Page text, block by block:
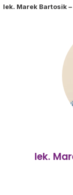
lek. Marek Bartosik
lek.